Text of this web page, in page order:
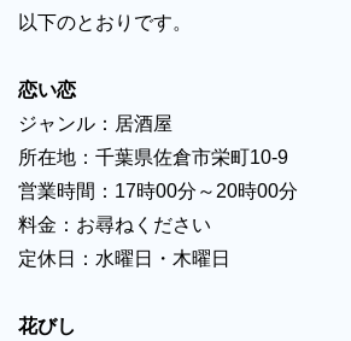
以下のとおりです。
恋い恋
ジャンル：居酒屋
所在地：千葉県佐倉市栄町10-9
営業時間：17時00分～20時00分
料金：お尋ねください
定休日：水曜日・木曜日
花びし